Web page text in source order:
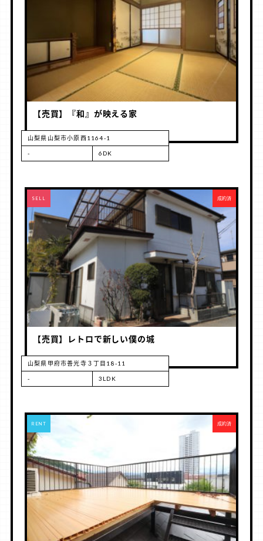
【売買】『和』が映える家
山梨県山梨市小原西1164-1
- 6DK
RENT
SELL 成約済
【売買】レトロで新しい僕の城
山梨県甲府市善光寺３丁目18-11
- 3LDK
RENT 成約済